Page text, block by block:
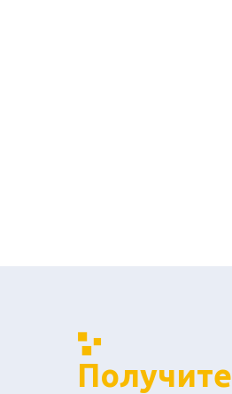
Получите